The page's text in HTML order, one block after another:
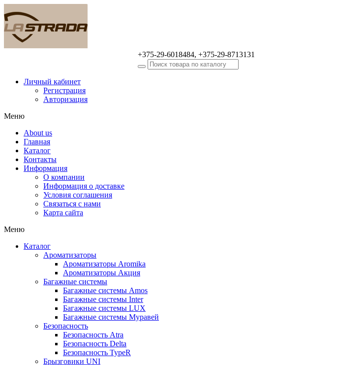
+375-29-6018484, +375-29-8713131
Личный кабинет
Регистрация
Авторизация
Меню
About us
Главная
Каталог
Контакты
Информация
О компании
Информация о доставке
Условия соглашения
Связаться с нами
Карта сайта
Меню
Каталог
Ароматизаторы
Ароматизаторы Aromika
Ароматизаторы Акция
Багажные системы
Багажные системы Amos
Багажные системы Inter
Багажные системы LUX
Багажные системы Муравей
Безопасность
Безопасность Atra
Безопасность Delta
Безопасность TypeR
Брызговики UNI